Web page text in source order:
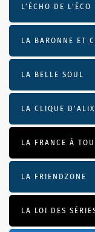
L’ÉCHO DE L’ÉCO
LA BARONNE ET
LA BELLE SOUL
LA CLIQUE D'ALIX
LA FRANCE À
LA FRIENDZONE
LA LOI DES